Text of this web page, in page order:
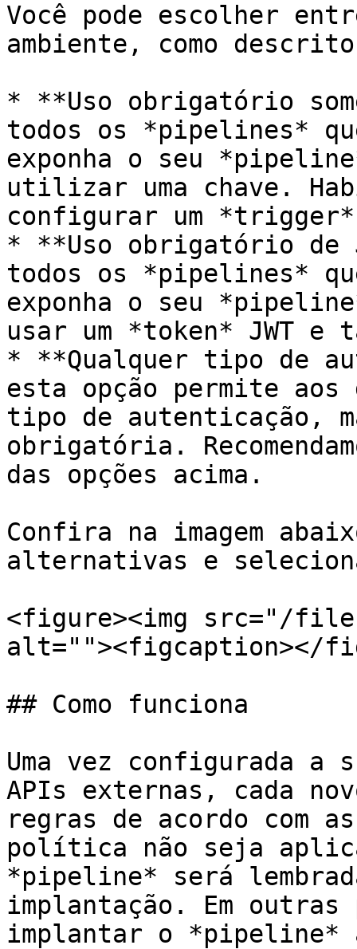
Você pode escolher
ambiente, como
* **Uso obrigatório
todos os *pipelines*
exponha o seu
utilizar uma chave.
configurar um
* **Uso obrigatório de
todos os *pipelines*
exponha o seu
usar um *token* JWT e
* **Qualquer tipo de
esta opção permite aos
tipo de autenticação,
obrigatória.
das opções acima.
Confira na imagem
alternativas e
<figure><img src="/files/
alt=""><figcaption></
## Como funciona
Uma vez configurada a
APIs externas, cada
regras de acordo com
política não seja
*pipeline* será
implantação. Em
implantar o *pipeline*